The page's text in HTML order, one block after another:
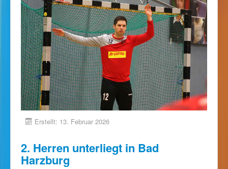
Erstellt: 13. Februar 2026
2. Herren unterliegt in Bad
Harzburg